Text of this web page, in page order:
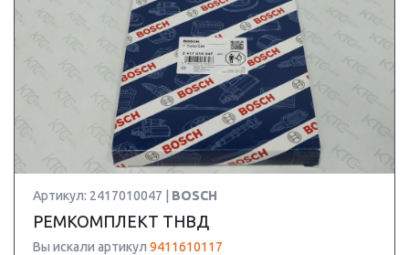
Артикул: 2417010047 | BOSCH
РЕМКОМПЛЕКТ ТНВД
Вы искали артикул 9411610117